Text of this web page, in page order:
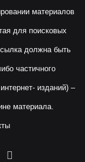
материалов
для поисковых
должна быть
частичного
изданий) –
материала.